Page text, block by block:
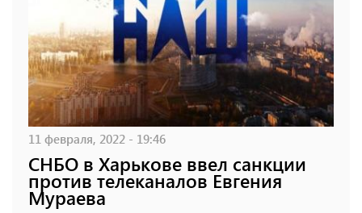
11 февраля, 2022 - 19:46
СНБО в Харькове ввел санкции
против телеканалов Евгения
Мураева